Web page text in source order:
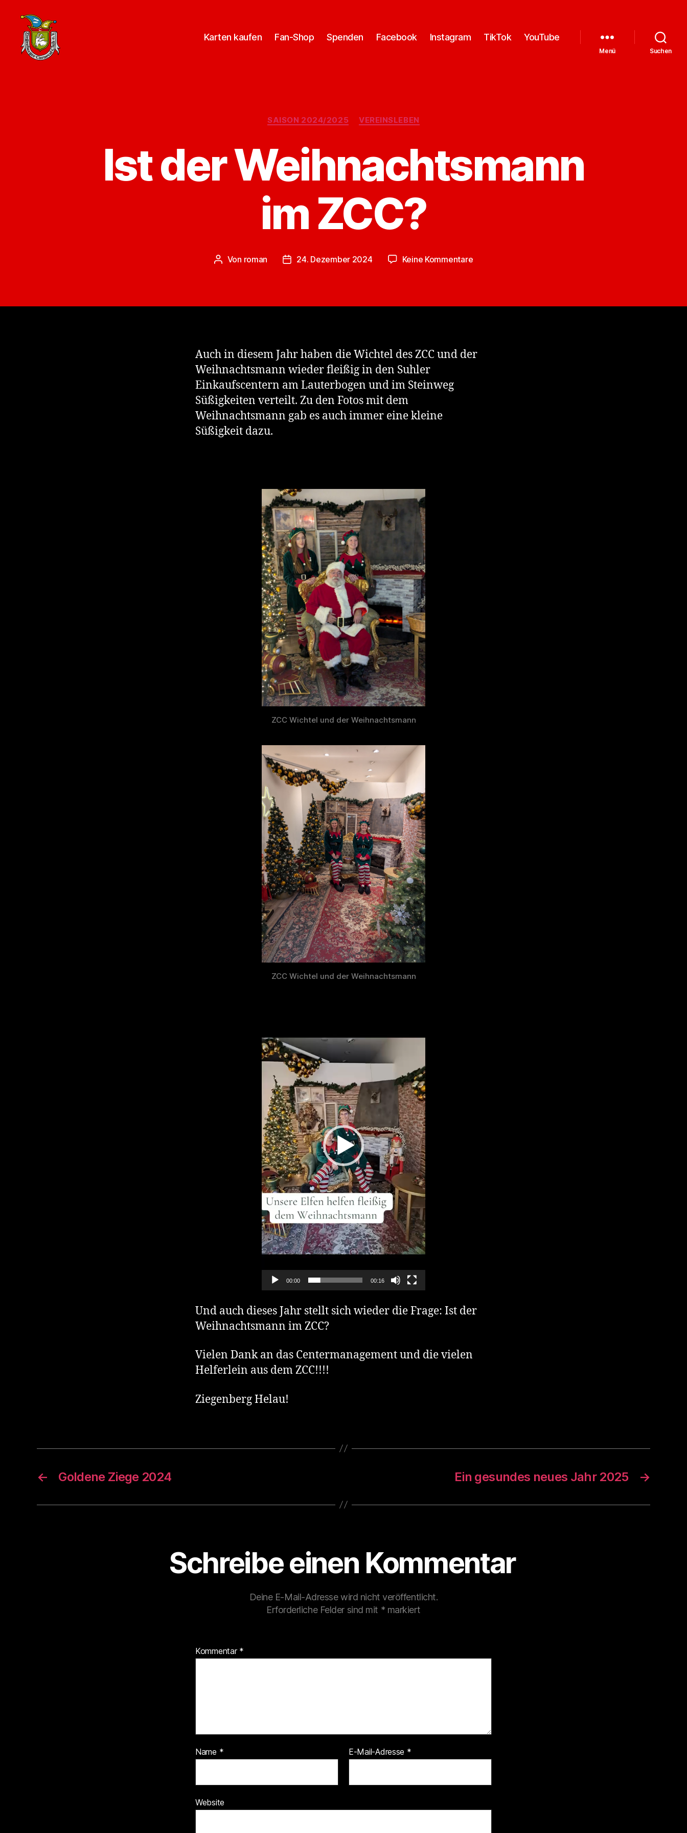
Karten kaufen Fan-Shop Spenden Facebook Instagram TikTok YouTube
Menü Suchen
Kategorien
SAISON 2024/2025 VEREINSLEBEN
Ist der Weihnachtsmann
im ZCC?
Beitragsautor
Von roman Veröffentlichungsdatum
24. Dezember 2024 Keine Kommentarezu
im
Auch in diesem Jahr haben die Wichtel des ZCC und der
Weihnachtsmann wieder fleißig in den Suhler
Einkaufscentern am Lauterbogen und im Steinweg
Süßigkeiten verteilt. Zu den Fotos mit dem
Weihnachtsmann gab es auch immer eine kleine
Süßigkeit dazu.
ZCC Wichtel und der Weihnachtsmann
ZCC Wichtel und der Weihnachtsmann
d
e
l
a
y
e
r
00:00 00:16
Und auch dieses Jahr stellt sich wieder die Frage: Ist der
Weihnachtsmann im ZCC?
Vielen Dank an das Centermanagement und die vielen
Helferlein aus dem ZCC!!!!
Ziegenberg Helau!
← Goldene Ziege 2024 →
Ein gesundes neues Jahr 2025
Schreibe einen Kommentar
Deine E-Mail-Adresse wird nicht veröffentlicht.
Erforderliche Felder sind mit * markiert
Kommentar *
Name * E-Mail-Adresse *
Website